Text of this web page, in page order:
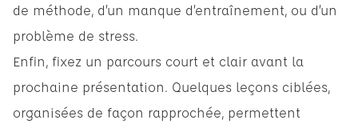
de méthode, d’un manque d’entraînement, ou d’un
problème de stress.
Enfin, fixez un parcours court et clair avant la
prochaine présentation. Quelques leçons ciblées,
organisées de façon rapprochée, permettent